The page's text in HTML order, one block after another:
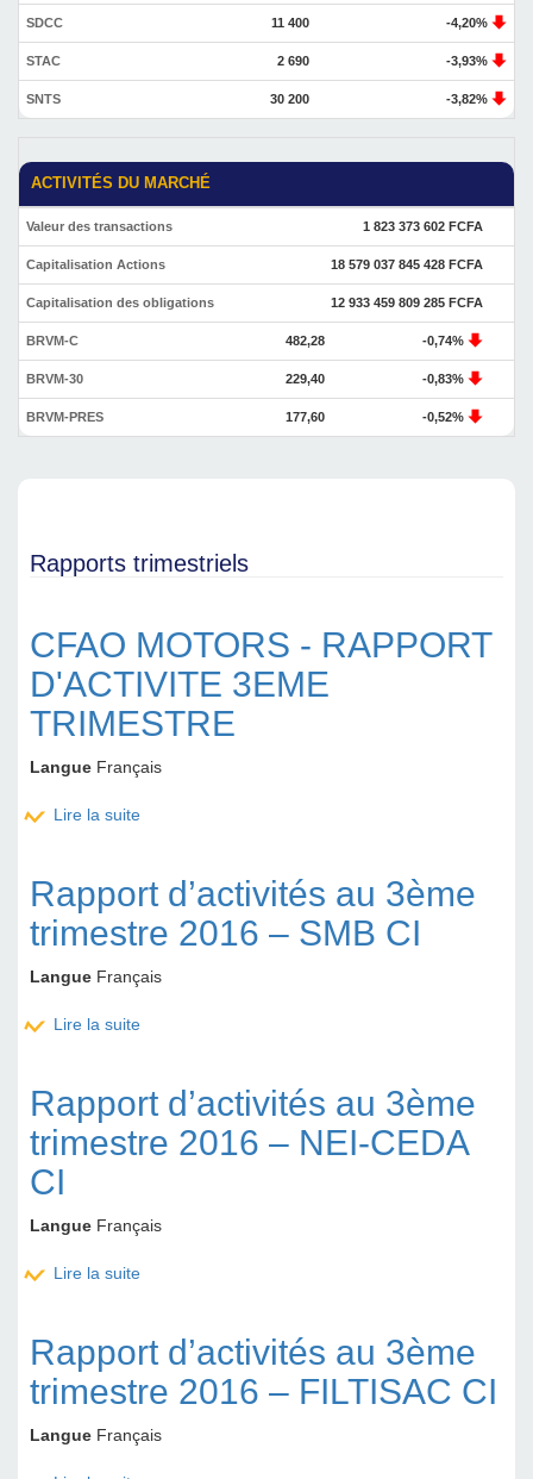
SDCC 11 400 -4,20%
STAC 2 690 -3,93%
SNTS 30 200 -3,82%
ACTIVITÉS DU MARCHÉ
Valeur des transactions 1 823 373 602 FCFA
Capitalisation Actions 18 579 037 845 428 FCFA
Capitalisation des obligations 12 933 459 809 285 FCFA
BRVM-C 482,28 -0,74%
BRVM-30 229,40 -0,83%
BRVM-PRES 177,60 -0,52%
Rapports trimestriels
CFAO MOTORS - RAPPORT
D'ACTIVITE 3EME
TRIMESTRE
Langue Français
Lire la suite
Rapport d’activités au 3ème
trimestre 2016 – SMB CI
Langue Français
Lire la suite
Rapport d’activités au 3ème
trimestre 2016 – NEI-CEDA
CI
Langue Français
Lire la suite
Rapport d’activités au 3ème
trimestre 2016 – FILTISAC CI
Langue Français